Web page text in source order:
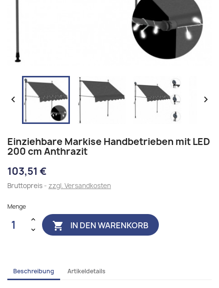
 
Einziehbare Markise Handbetrieben mit LED
200 cm Anthrazit
103,51 €
Bruttopreis zzgl. Versandkosten
Menge
 IN DEN WARENKORB
Beschreibung Artikeldetails